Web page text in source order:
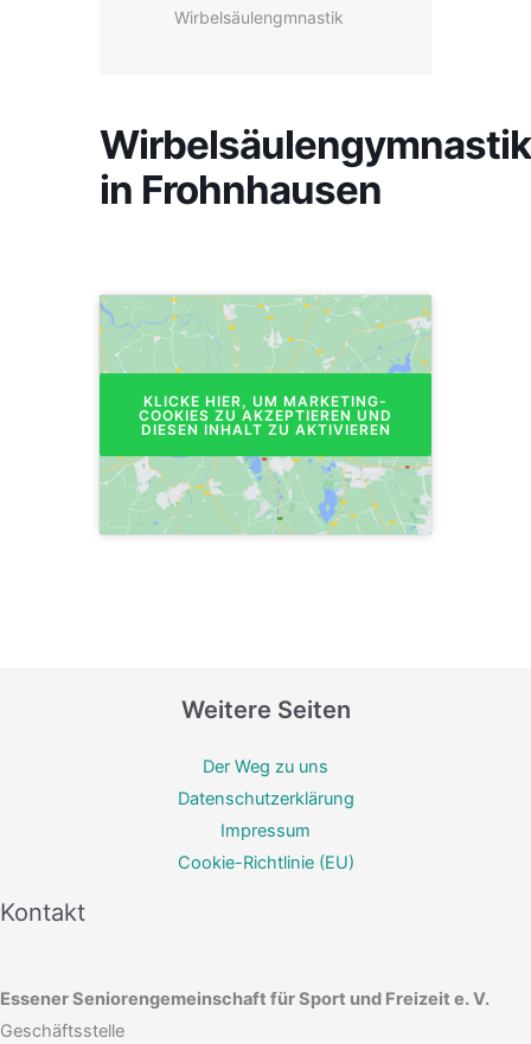
Wirbelsäulengmnastik
Wirbelsäulengymnastik
in Frohnhausen
KLICKE HIER, UM MARKETING-
COOKIES ZU AKZEPTIEREN UND
DIESEN INHALT ZU AKTIVIEREN
Weitere Seiten
Der Weg zu uns
Datenschutzerklärung
Impressum
Cookie-Richtlinie (EU)
Kontakt
Essener Seniorengemeinschaft für Sport und Freizeit e. V.
Geschäftsstelle